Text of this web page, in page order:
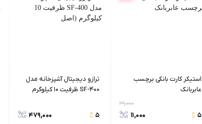
استیکر کارت بانکی برچسب
عابربانک
5
29,000
11,000
ترازو دیجیتال آشپزخانه مدل
SF-400 ظرفیت 10 کیلوگرم
5
479,000